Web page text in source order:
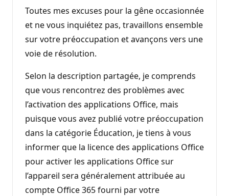
Toutes mes excuses pour la gêne occasionnée
et ne vous inquiétez pas, travaillons ensemble
sur votre préoccupation et avançons vers une
voie de résolution.
Selon la description partagée, je comprends
que vous rencontrez des problèmes avec
l’activation des applications Office, mais
puisque vous avez publié votre préoccupation
dans la catégorie Éducation, je tiens à vous
informer que la licence des applications Office
pour activer les applications Office sur
l’appareil sera généralement attribuée au
compte Office 365 fourni par votre